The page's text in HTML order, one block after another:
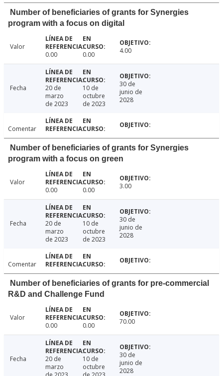
Number of beneficiaries of grants for Synergies
program with a focus on digital
Valor
0.00
0.00 4.00
Fecha
20 de
marzo
de 2023
10 de
octubre
de 2023
30 de
junio de
2028
Comentar
Number of beneficiaries of grants for Synergies
program with a focus on green
Valor
0.00
0.00 3.00
Fecha
20 de
marzo
de 2023
10 de
octubre
de 2023
30 de
junio de
2028
Comentar
Number of beneficiaries of grants for pre-commercial
R&D and Challenge Fund
Valor
0.00
0.00 70.00
Fecha
20 de
marzo
10 de
octubre
30 de
junio de
2028